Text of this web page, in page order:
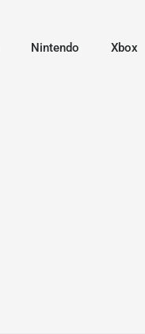
Nintendo Xbox